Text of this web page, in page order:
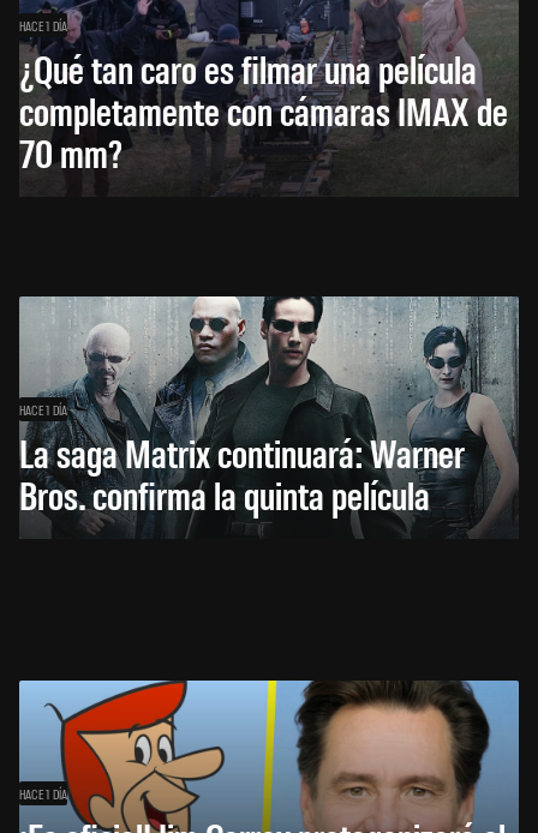
HACE 1 DÍA
¿Qué tan caro es filmar una película
completamente con cámaras IMAX de
70 mm?
HACE 1 DÍA
La saga Matrix continuará: Warner
Bros. confirma la quinta película
HACE 1 DÍA